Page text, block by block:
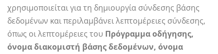
χρησιμοποιείται για τη δημιουργία σύνδεσης βάσης
δεδομένων και περιλαμβάνει λεπτομέρειες σύνδεσης,
όπως οι λεπτομέρειες του Πρόγραμμα οδήγησης,
όνομα διακομιστή βάσης δεδομένων, όνομα